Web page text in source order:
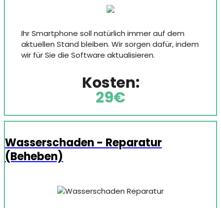
Ihr Smartphone soll natürlich immer auf dem
aktuellen Stand bleiben. Wir sorgen dafür, indem
wir für Sie die Software aktualisieren.
Kosten:
29€
Wasserschaden - Reparatur
(Beheben)